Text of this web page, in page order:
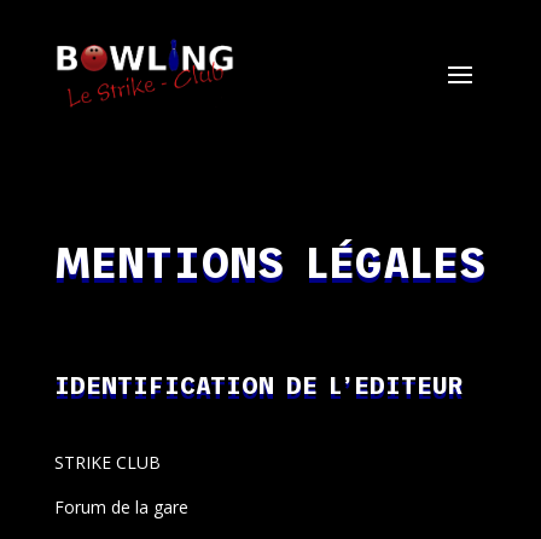
MENTIONS LÉGALES
IDENTIFICATION DE L’EDITEUR
STRIKE CLUB
Forum de la gare